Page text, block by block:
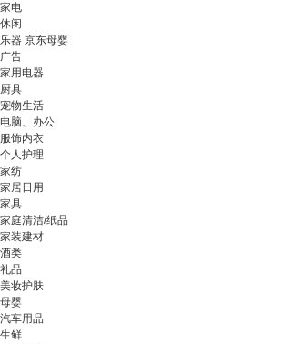
家电
休闲
乐器 京东母婴
广告
家用电器
厨具
宠物生活
电脑、办公
服饰内衣
个人护理
家纺
家居日用
家具
家庭清洁/纸品
家装建材
酒类
礼品
美妆护肤
母婴
汽车用品
生鲜